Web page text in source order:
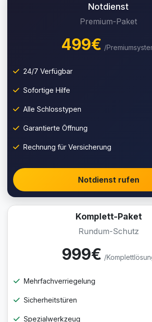
Notdienst
Premium-Paket
499€ /
24/7 Verfügbar
Sofortige Hilfe
Alle Schlosstypen
Garantierte Öffnung
Rechnung für Versicherung
Notdienst rufen
Komplett-Paket
Rundum-Schutz
999€ /
Mehrfachverriegelung
Sicherheitstüren
Spezialwerkzeug